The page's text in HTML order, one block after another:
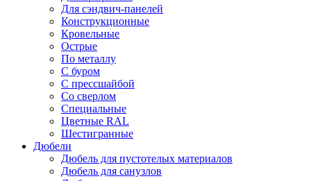
Для сэндвич-панелей
Конструкционные
Кровельные
Острые
По металлу
С буром
С прессшайбой
Со сверлом
Специальные
Цветные RAL
Шестигранные
Дюбели
Дюбель для пустотелых материалов
Дюбель для санузлов